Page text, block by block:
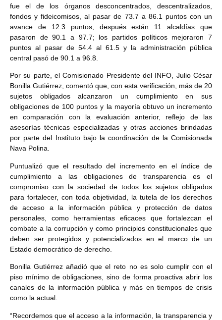
fue el de los órganos desconcentrados, descentralizados,
fondos y fideicomisos, al pasar de 73.7 a 86.1 puntos con un
avance de 12.3 puntos; después están 11 alcaldías que
pasaron de 90.1 a 97.7; los partidos políticos mejoraron 7
puntos al pasar de 54.4 al 61.5 y la administración pública
central pasó de 90.1 a 96.8.
Por su parte, el Comisionado Presidente del INFO, Julio César
Bonilla Gutiérrez, comentó que, con esta verificación, más de 20
sujetos obligados alcanzaron un cumplimiento en sus
obligaciones de 100 puntos y la mayoría obtuvo un incremento
en comparación con la evaluación anterior, reflejo de las
asesorías técnicas especializadas y otras acciones brindadas
por parte del Instituto bajo la coordinación de la Comisionada
Nava Polina.
Puntualizó que el resultado del incremento en el índice de
cumplimiento a las obligaciones de transparencia es el
compromiso con la sociedad de todos los sujetos obligados
para fortalecer, con toda objetividad, la tutela de los derechos
de acceso a la información pública y protección de datos
personales, como herramientas eficaces que fortalezcan el
combate a la corrupción y como principios constitucionales que
deben ser protegidos y potencializados en el marco de un
Estado democrático de derecho.
Bonilla Gutiérrez añadió que el reto no es solo cumplir con el
piso mínimo de obligaciones, sino de forma proactiva abrir los
canales de la información pública y más en tiempos de crisis
como la actual.
“Recordemos que el acceso a la información, la transparencia y